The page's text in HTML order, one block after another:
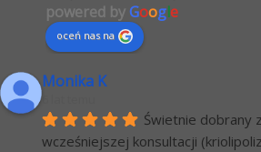
powered byGoogle
oceń nas na
Monika K
Świetnie dobrany
wcześniejszej konsultacji